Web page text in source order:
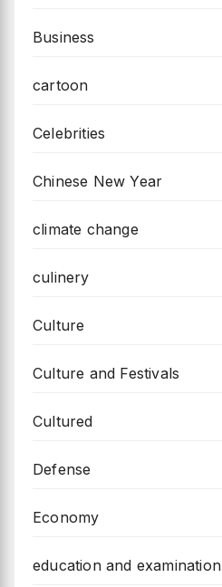
Business
cartoon
Celebrities
Chinese New Year
climate change
culinery
Culture
Culture and Festivals
Cultured
Defense
Economy
education and examination